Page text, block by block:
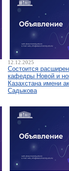
12.12.2025
Состоится
кафедры Новой и
Казахстана имени
Садыкова